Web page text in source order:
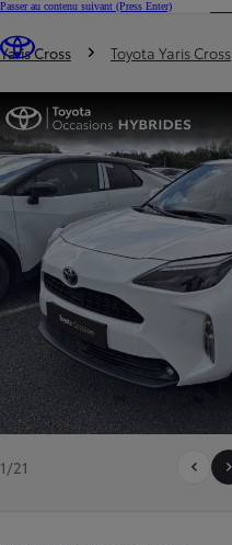
Passer au contenu suivant (Press Enter)
Trouvez un partenaire Toyota
Vous êtes ici
Yaris Cross Toyota Yaris Cross
1/21